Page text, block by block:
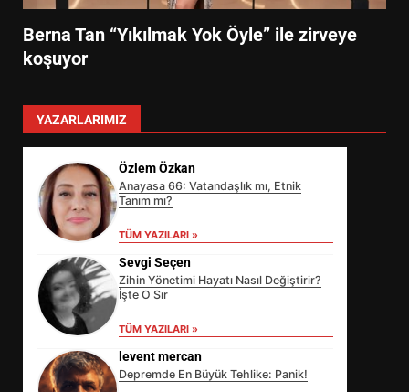
Berna Tan “Yıkılmak Yok Öyle” ile zirveye
koşuyor
YAZARLARIMIZ
Özlem Özkan
Anayasa 66: Vatandaşlık mı, Etnik
Tanım mı?
TÜM YAZILARI »
Sevgi Seçen
Zihin Yönetimi Hayatı Nasıl Değiştirir?
İşte O Sır
TÜM YAZILARI »
levent mercan
Depremde En Büyük Tehlike: Panik!